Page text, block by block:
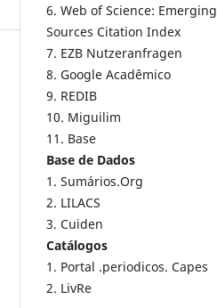
6. Web of Science: Emerging
Sources Citation Index
7. EZB Nutzeranfragen
8. Google Acadêmico
9. REDIB
10. Miguilim
11. Base
Base de Dados
1. Sumários.Org
2. LILACS
3. Cuiden
Catálogos
1. Portal .periodicos. Capes
2. LivRe